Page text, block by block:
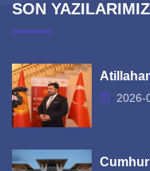
SON YAZILARIMIZ
2026-